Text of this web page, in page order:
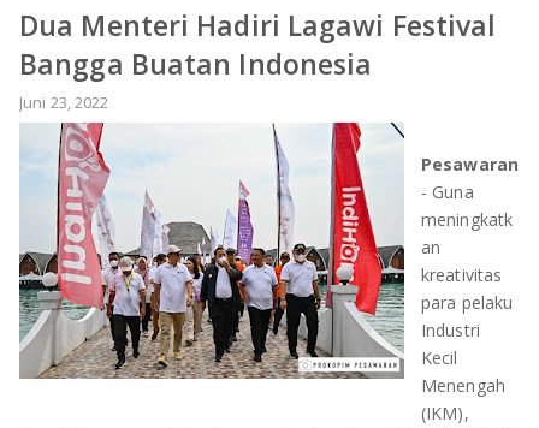
DAERAH
NASIONAL
DAERAH
BANDAR LAMPUNG
METRO
LAMPUNG TENGAH
LAMPUNG UTARA
HUKUM-KRIMINAL
PENDIDIKAN
WISATA
OLAHRAGA
ADVETORIAL
Dua Menteri Hadiri Lagawi Festival
Bangga Buatan Indonesia
Juni 23, 2022
Pesawaran
- Guna
meningkatk
an
kreativitas
para pelaku
Industri
Kecil
Menengah
(IKM),